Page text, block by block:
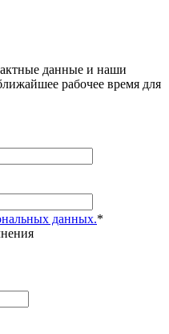
данные и наши
рабочее время для
данных.*